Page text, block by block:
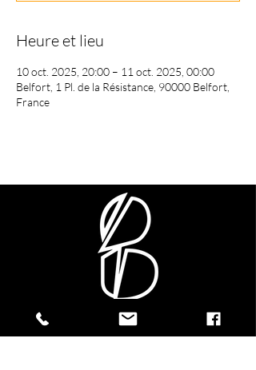
Heure et lieu
10 oct. 2025, 20:00 – 11 oct. 2025, 00:00
Belfort, 1 Pl. de la Résistance, 90000 Belfort,
France